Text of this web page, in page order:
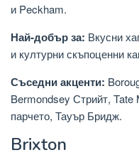
и Peckham.
Най-добър за: Вкусни
и културни скъпоценни
Съседни акценти:
Bermondsey Стрийт,
парчето, Тауър Бридж.
Brixton